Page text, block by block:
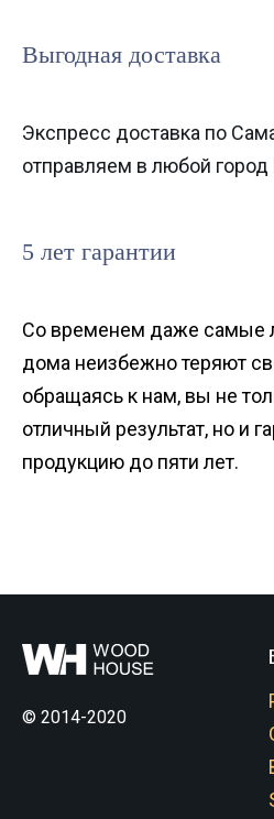
Выгодная доставка
Экспресс доставка по
отправляем в любой
5 лет гарантии
Со временем даже самые
дома неизбежно теряют
обращаясь к нам, вы не
отличный результат, но и
продукцию до пяти лет.
© 2014-2020